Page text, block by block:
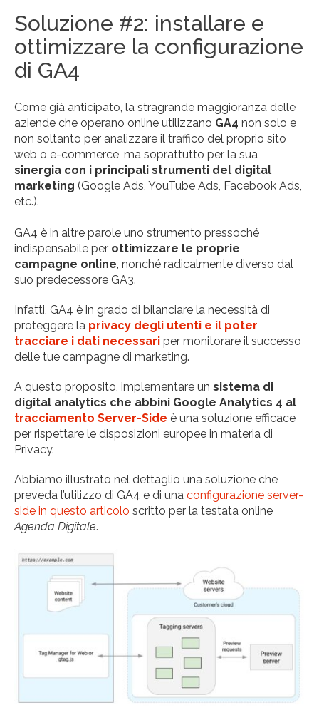
Soluzione #2: installare e
ottimizzare la configurazione
di GA4
Come già anticipato, la stragrande maggioranza delle
aziende che operano online utilizzano GA4 non solo e
non soltanto per analizzare il traffico del proprio sito
web o e-commerce, ma soprattutto per la sua
sinergia con i principali strumenti del digital
marketing (Google Ads, YouTube Ads, Facebook Ads,
etc.).
GA4 è in altre parole uno strumento pressoché
indispensabile per ottimizzare le proprie
campagne online , nonché radicalmente diverso dal
suo predecessore GA3.
Infatti, GA4 è in grado di bilanciare la necessità di
proteggere la privacy degli utenti e il poter
tracciare i dati necessari per monitorare il successo
delle tue campagne di marketing.
A questo proposito, implementare un sistema di
digital analytics che abbini Google Analytics 4 al
tracciamento Server-Side è una soluzione efficace
per rispettare le disposizioni europee in materia di
Privacy.
Abbiamo illustrato nel dettaglio una soluzione che
preveda l’utilizzo di GA4 e di una configurazione server-
side in questo articolo scritto per la testata online
Agenda Digitale.